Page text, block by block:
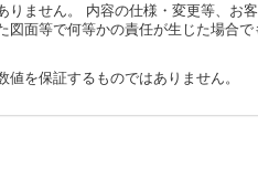
ません。 内容の仕様・変更等、お
面等で何等かの責任が生じた場合で
を保証するものではありません。